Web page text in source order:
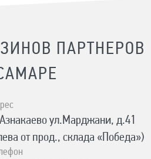
ПАРТНЕРОВ
ул.Марджани, д.41
от прод., склада «Победа»)